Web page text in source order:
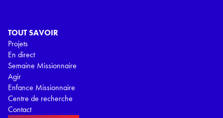
TOUT SAVOIR
Projets
En direct
Semaine Missionnaire
Agir
Enfance Missionnaire
Centre de recherche
Contact